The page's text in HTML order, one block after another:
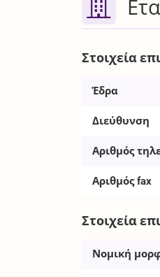
Στοιχεία
Έδρα
Διεύθυνση
Αριθμός
Αριθμός fax
Στοιχεία
Νομική